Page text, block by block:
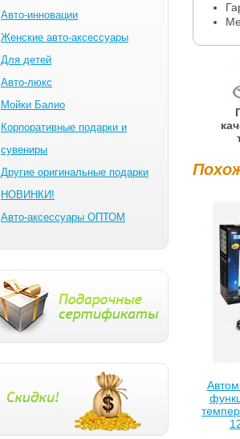
Авто-инновации
Женские авто-аксессуары
Для детей
Авто-люкс
Мойки Балио
Корпоративные подарки и
сувениры
Другие оригинальные подарки
НОВИНКИ!
Авто-аксессуары ОПТОМ